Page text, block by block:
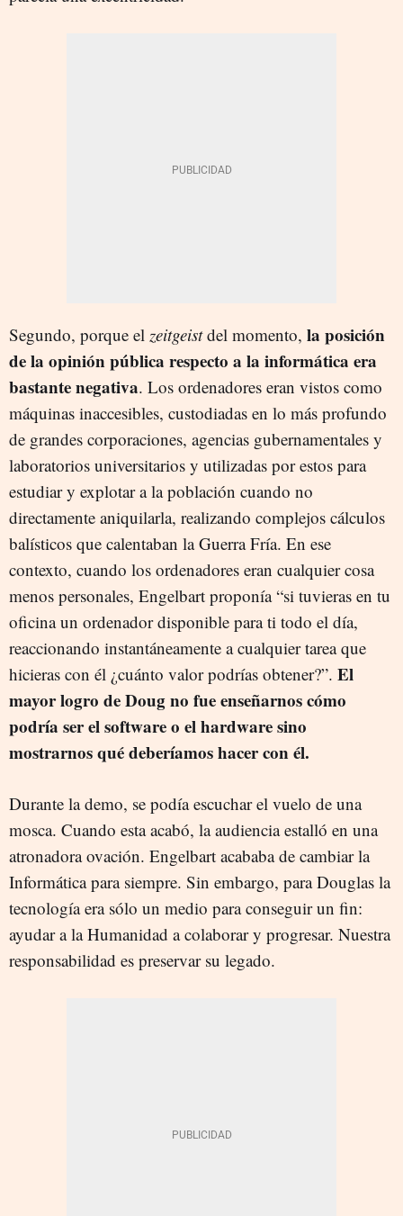
Segundo, porque el zeitgeistdel momento, la posición
de la opinión pública respecto a la informática era
bastante negativa. Los ordenadores eran vistos como
máquinas inaccesibles, custodiadas en lo más profundo
de grandes corporaciones, agencias gubernamentales y
laboratorios universitarios y utilizadas por estos para
estudiar y explotar a la población cuando no
directamente aniquilarla, realizando complejos cálculos
balísticos que calentaban la Guerra Fría. En ese
contexto, cuando los ordenadores eran cualquier cosa
menos personales, Engelbart proponía “si tuvieras en tu
oficina un ordenador disponible para ti todo el día,
reaccionando instantáneamente a cualquier tarea que
hicieras con él ¿cuánto valor podrías obtener?”. El
mayor logro de Doug no fue enseñarnos cómo
podría ser el software o el hardware sino
mostrarnos qué deberíamos hacer con él.
Durante la demo, se podía escuchar el vuelo de una
mosca. Cuando esta acabó, la audiencia estalló en una
atronadora ovación. Engelbart acababa de cambiar la
Informática para siempre. Sin embargo, para Douglas la
tecnología era sólo un medio para conseguir un fin:
ayudar a la Humanidad a colaborar y progresar. Nuestra
responsabilidad es preservar su legado.